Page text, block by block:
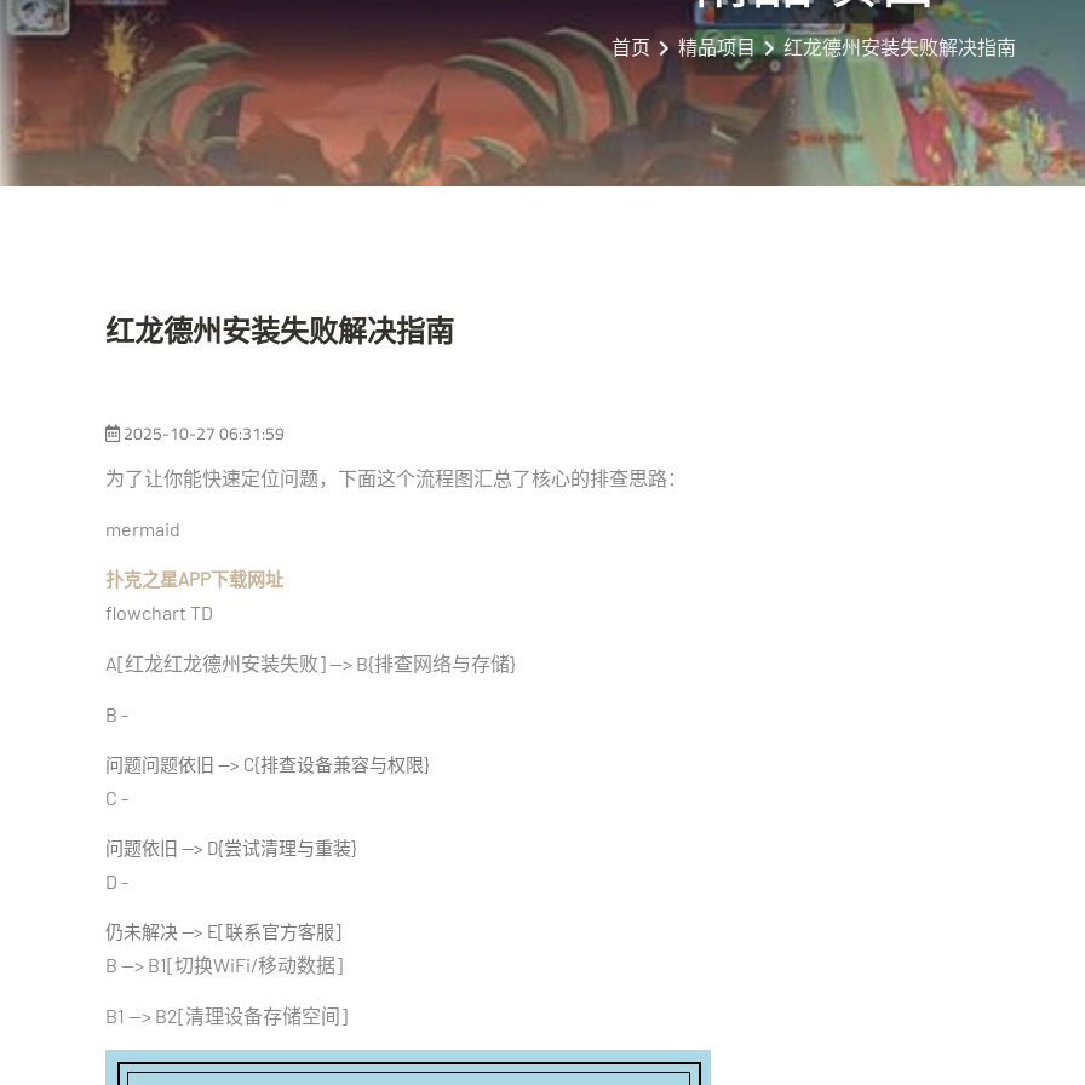
首页 精品项目 红龙德州安装失败解决指南
红龙德州安装失败解决指南
2025-10-27 06:31:59
为了让你能快速定位问题，下面这个流程图汇总了核心的排查思路：
mermaid
扑克之星APP下载网址
flowchart TD
A[红龙红龙德州安装失败] --> B{排查网络与存储}
B -
问题问题依旧 --> C{排查设备兼容与权限}
C -
问题依旧 --> D{尝试清理与重装}
D -
仍未解决 --> E[联系官方客服]
B --> B1[切换WiFi/移动数据]
B1 --> B2[清理设备存储空间]